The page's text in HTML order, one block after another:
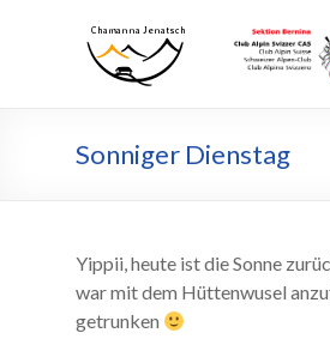
Chamanna
Jenatsch
Chamanna
Jenatsch
Sonniger Dienstag
Yippii, heute ist die Sonne
war mit dem Hüttenwusel
getrunken